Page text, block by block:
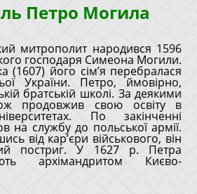
Петро Могила
митрополит народився 1596
господаря Симеона Могили.
(1607) його сім’я перебралася
України. Петро, ймовірно,
братській школі. За деякими
продовжив свою освіту в
По закінченні
на службу до польської армії.
від кар’єри військового, він
постриг. У 1627 р. Петра
архімандритом Києво-